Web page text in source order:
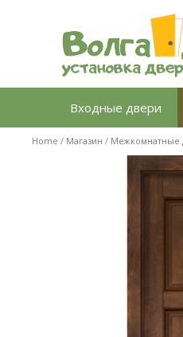
содержимому
Входные двери
Home / Магазин / Межкомнатные